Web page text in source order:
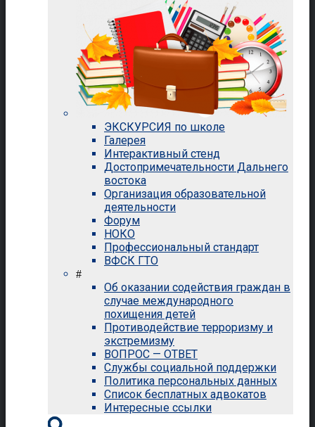
ЭКСКУРСИЯ по школе
Галерея
Интерактивный стенд
Достопримечательности Дальнего
востока
Организация образовательной
деятельности
Форум
НОКО
Профессиональный стандарт
ВФСК ГТО
#
Об оказании содействия граждан в
случае международного
похищения детей
Противодействие терроризму и
экстремизму
ВОПРОС — ОТВЕТ
Службы социальной поддержки
Политика персональных данных
Список бесплатных адвокатов
Интересные ссылки